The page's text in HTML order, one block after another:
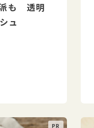
派も 透明
ュ